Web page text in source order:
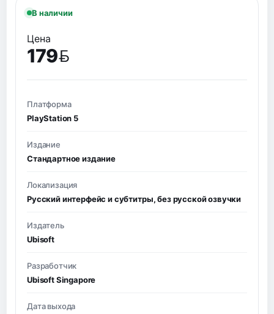
В наличии
Цена
179
BYN
Платформа
PlayStation 5
Издание
Стандартное издание
Локализация
Русский интерфейс и субтитры, без русской озвучки
Издатель
Ubisoft
Разработчик
Ubisoft Singapore
Дата выхода